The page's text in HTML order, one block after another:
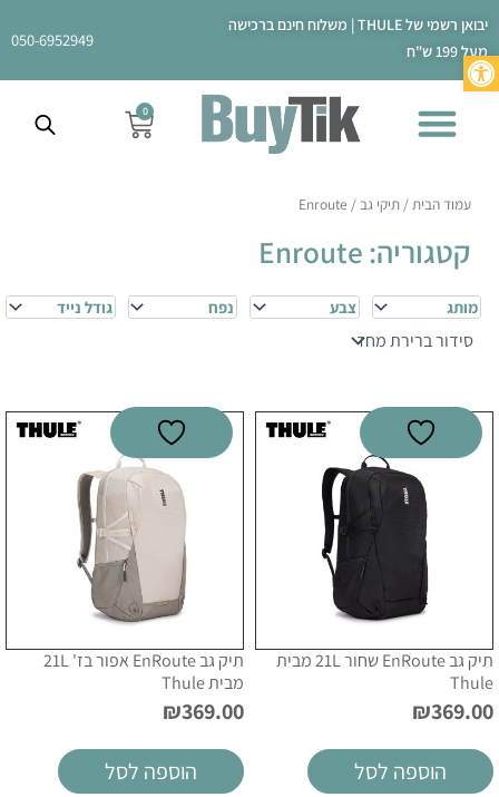
פתח סרגל נגישות
יבואן רשמי של THULE | משלוח חינם ברכישה
מעל 199 ש"ח
050-6952949
0
עגלת
קניות
עמוד הבית / תיקי גב / Enroute
קטגוריה: Enroute
מותג צבע נפח גודל נייד
תיק גב EnRoute שחור 21L מבית
Thule
₪369.00
הוספה לסל
תיק גב EnRoute אפור בז' 21L
מבית Thule
₪369.00
הוספה לסל